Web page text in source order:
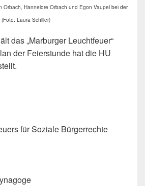
Orbach, Hannelore Orbach und Egon Vaupel bei der
Laura Schiller)
das „Marburger Leuchtfeuer“
der Feierstunde hat die HU
für Soziale Bürgerrechte